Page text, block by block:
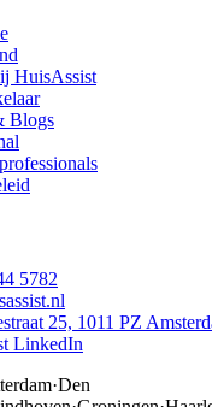
HuisAssist
Blogs
5782
25, 1011 PZ
LinkedIn
·Den